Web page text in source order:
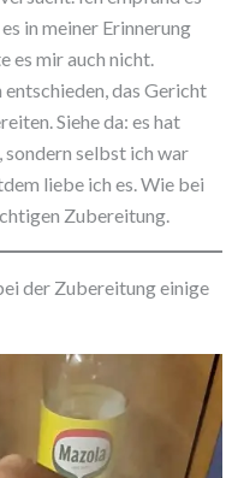
in meiner Erinnerung
es mir auch nicht.
das Gericht
Siehe da: es hat
selbst ich war
liebe ich es. Wie bei
Zubereitung.
der Zubereitung einige